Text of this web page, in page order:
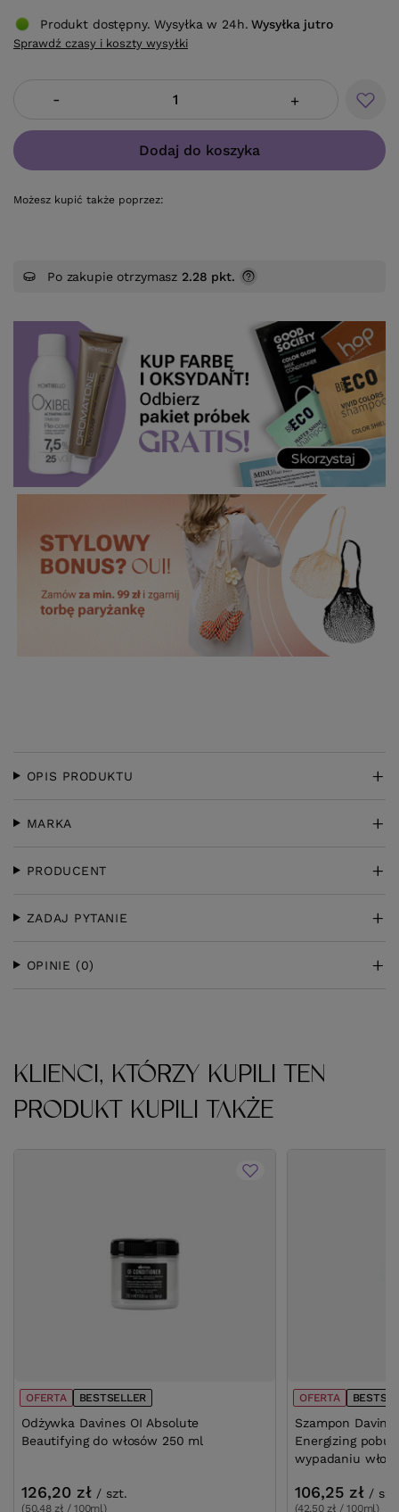
- +
Dodaj do koszyka
Możesz kupić także poprzez:
Produkt dostępny. Wysyłka w 24h. Wysyłka jutro
Sprawdź czasy i koszty wysyłki
Po zakupie otrzymasz 2.28 pkt.
OPIS PRODUKTU
MARKA
PRODUCENT
ZADAJ PYTANIE
OPINIE (0)
KLIENCI, KTÓRZY KUPILI TEN
PRODUKT KUPILI TAKŻE
OFERTA BESTSELLER
Odżywka Davines OI Absolute
Beautifying do włosów 250 ml
126,20 zł / szt.
(50,48 zł / 100ml)
OFERTA
Szampon
Energizing
wypadaniu
106,25 zł /
(42,50 zł / 100ml)